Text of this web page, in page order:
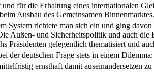
für die Erhaltung eines internationalen
Ausbau des Gemeinsamen
System richtete man sich ein und ging
Außen- und Sicherheitspolitik und auch
gelegentlich thematisiert und
der deutschen Frage stets in einem
ernsthaft damit auseinandersetzen